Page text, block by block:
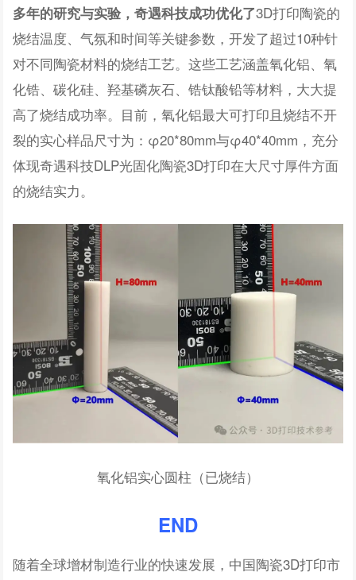
多年的研究与实验，奇遇科技成功优化了3D打印陶瓷的
烧结温度、气氛和时间等关键参数，开发了超过10种针
对不同陶瓷材料的烧结工艺。这些工艺涵盖氧化铝、氧
化锆、碳化硅、羟基磷灰石、锆钛酸铅等材料，大大提
高了烧结成功率。目前，氧化铝最大可打印且烧结不开
裂的实心样品尺寸为：φ20*80mm与φ40*40mm，充分
体现奇遇科技DLP光固化陶瓷3D打印在大尺寸厚件方面
的烧结实力。
氧化铝实心圆柱（已烧结）
END
随着全球增材制造行业的快速发展，中国陶瓷3D打印市